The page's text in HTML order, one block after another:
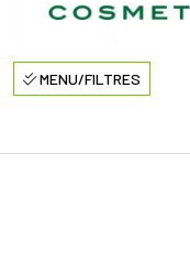
MENU/FILTRES